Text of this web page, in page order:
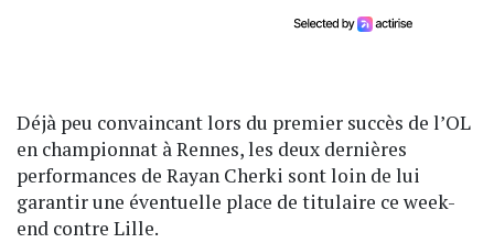
Déjà peu convaincant lors du premier succès de l’OL
en championnat à Rennes, les deux dernières
performances de Rayan Cherki sont loin de lui
garantir une éventuelle place de titulaire ce week-
end contre Lille.